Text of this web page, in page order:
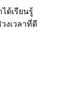
ด้เรียนรู้
งเวลาที่ดี